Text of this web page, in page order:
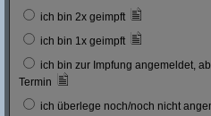
ich bin 2x geimpft
ich bin 1x geimpft
ich bin zur Impfung angemeldet,
Termin
ich überlege noch/noch nicht